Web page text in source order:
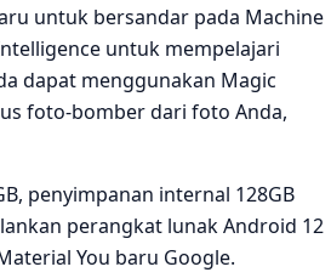
untuk bersandar pada Machine
untuk mempelajari
dapat menggunakan Magic
foto-bomber dari foto Anda,
penyimpanan internal 128GB
perangkat lunak Android 12
You baru Google.